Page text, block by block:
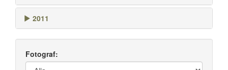
2011
Fotograf: